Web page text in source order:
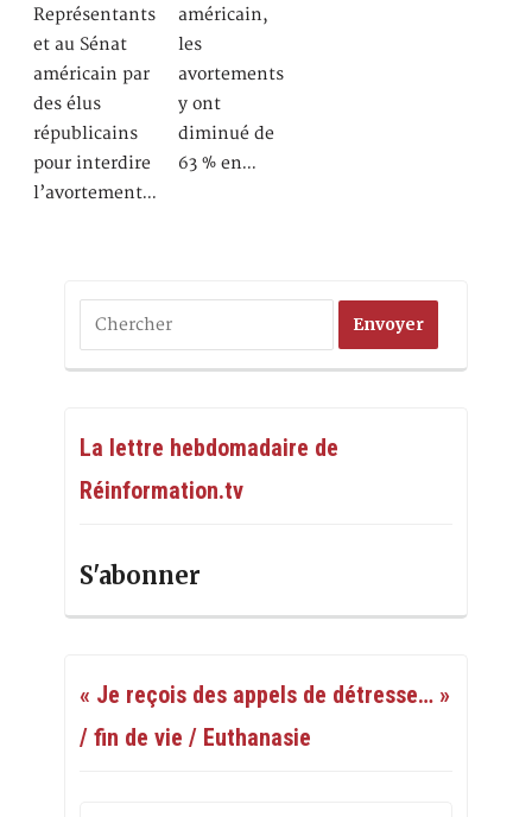
Représentants
et au Sénat
américain par
des élus
républicains
pour interdire
l’avortement…
américain,
les
avortements
y ont
diminué de
63 % en…
La lettre hebdomadaire de
Réinformation.tv
S'abonner
« Je reçois des appels de détresse… »
/ fin de vie / Euthanasie